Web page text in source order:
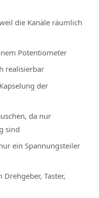
die Kanäle räumlich
Potentiometer
realisierbar
der
da nur
sind
ein Spannungsteiler
Taster,